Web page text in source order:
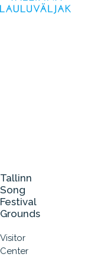
Tallinn
Song
Festival
Grounds
Visitor
Center